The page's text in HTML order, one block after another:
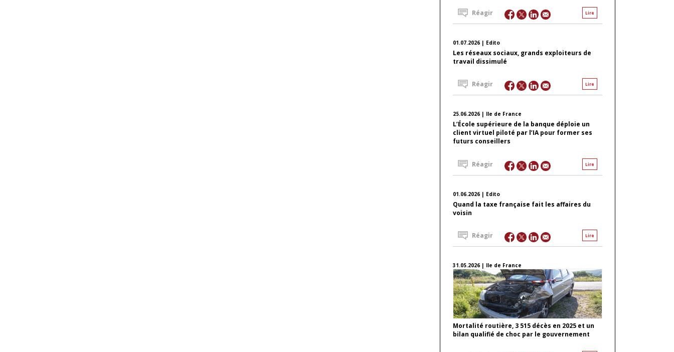
Lire
Réagir
01.07.2026 | Edito
Les réseaux sociaux, grands exploiteurs de
travail dissimulé
Lire
Réagir
25.06.2026 | Ile de France
L’École supérieure de la banque déploie un
client virtuel piloté par l’IA pour former ses
futurs conseillers
Lire
Réagir
01.06.2026 | Edito
Quand la taxe française fait les affaires du
voisin
Lire
Réagir
31.05.2026 | Ile de France
Mortalité routière, 3 515 décès en 2025 et un
bilan qualifié de choc par le gouvernement